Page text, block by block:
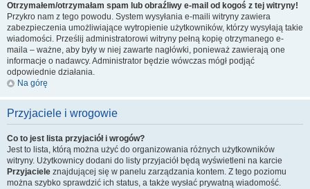
Otrzymałem/otrzymałam spam lub obraźliwy e-mail od kogoś z tej witryny!
Przykro nam z tego powodu. System wysyłania e-maili witryny zawiera
zabezpieczenia umożliwiające wytropienie użytkowników, którzy wysyłają takie
wiadomości. Prześlij administratorowi witryny pełną kopię otrzymanego e-
maila – ważne, aby były w niej zawarte nagłówki, ponieważ zawierają one
informacje o nadawcy. Administrator będzie wówczas mógł podjąć
odpowiednie działania.
Na górę
Przyjaciele i wrogowie
Co to jest lista przyjaciół i wrogów?
Jest to lista, którą można użyć do organizowania różnych użytkowników
witryny. Użytkownicy dodani do listy przyjaciół będą wyświetleni na karcie
Przyjaciele znajdującej się w panelu zarządzania kontem. Z tego poziomu
można szybko sprawdzić ich status, a także wysłać prywatną wiadomość.